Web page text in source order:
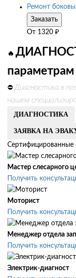
Ремонт
Заказать
От 1320 ₽
🔥
параметрам
⛔ Диагностика в
нашем
ДИАГНОСТИКА
ЗАЯВКА НА
Сертифицированные
Мастер слесарного
Получить
Моторист
Получить
Менеджер отдела
Получить
Электрик-диагност